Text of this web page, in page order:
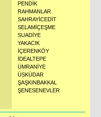
PENDİK
RAHMANLAR
SAHRAYİCEDİT
SELAMİÇEŞME
SUADİYE
YAKACIK
İÇERENKÖY
İDEALTEPE
ÜMRANİYE
ÜSKÜDAR
ŞAŞKINBAKKAL
ŞENESENEVLER